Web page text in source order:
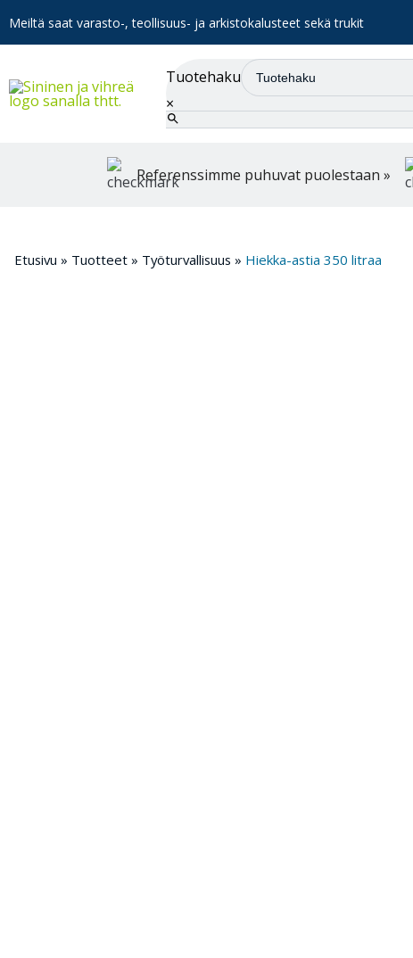
Meiltä saat varasto-, teollisuus- ja arkistokalusteet sekä trukit
Tuotehaku
×
Referenssimme puhuvat puolestaan »
Etusivu » Tuotteet » Työturvallisuus » Hiekka-astia 350 litraa